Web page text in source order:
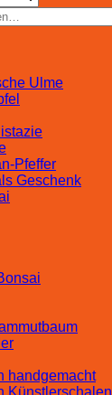
Ulme
Pfeffer
Geschenk
handgemacht
Künstlerschalen